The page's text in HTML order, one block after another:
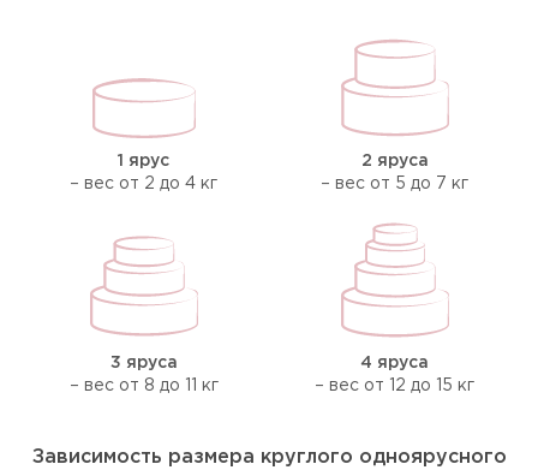
1 ярус
– вес от 2 до 4 кг
2 яруса
– вес от 5 до 7 кг
3 яруса
– вес от 8 до 11 кг
4 яруса
– вес от 12 до 15 кг
Зависимость размера круглого одноярусного